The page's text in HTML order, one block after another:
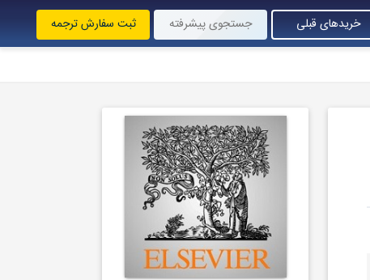
خریدهای قبلی جستجوی پیشرفته ثبت سفارش ترجمه